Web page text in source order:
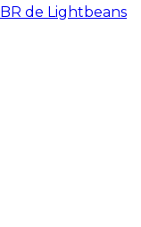
de Lightbeans